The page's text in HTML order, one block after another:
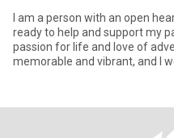
I am a person with an open
ready to help and support my
passion for life and love of
memorable and vibrant, and I